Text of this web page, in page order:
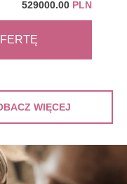
529000.00 PLN
WIĘCEJ